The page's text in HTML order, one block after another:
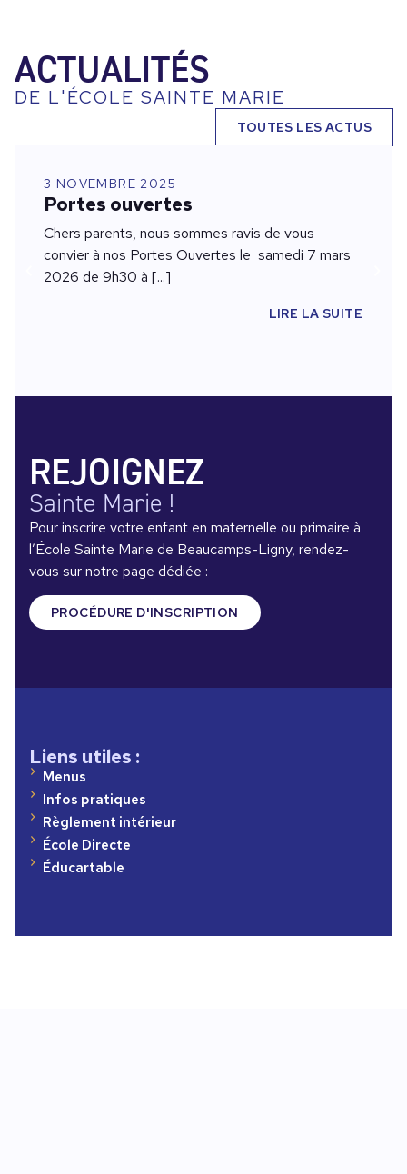
ACTUALITÉS
DE L'ÉCOLE SAINTE MARIE
TOUTES LES ACTUS
3 NOVEMBRE 2025
Portes ouvertes
Chers parents, nous sommes ravis de vous
convier à nos Portes Ouvertes le samedi 7 mars
2026 de 9h30 à [...]
LIRE LA SUITE
REJOIGNEZ
Sainte Marie !
Pour inscrire votre enfant en maternelle ou primaire à
l’École Sainte Marie de Beaucamps-Ligny, rendez-
vous sur notre page dédiée :
PROCÉDURE D'INSCRIPTION
Liens utiles :
Menus
Infos pratiques
Règlement intérieur
École Directe
Éducartable